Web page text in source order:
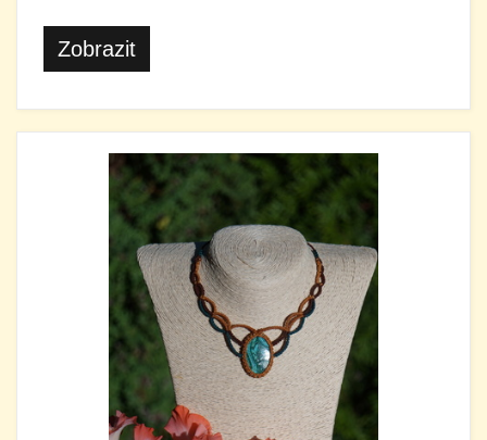
Zobrazit